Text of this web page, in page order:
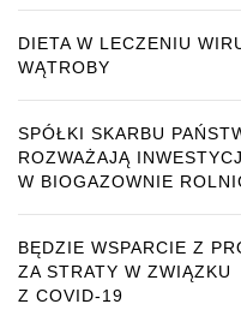
DIETA W LECZENIU
WĄTROBY
SPÓŁKI SKARBU
ROZWAŻAJĄ
W BIOGAZOWNIE
BĘDZIE WSPARCIE Z
ZA STRATY W ZWIĄZKU
Z COVID-19